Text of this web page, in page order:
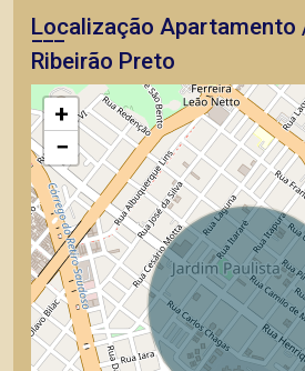
Localização Apartamento
Ribeirão Preto
+
−